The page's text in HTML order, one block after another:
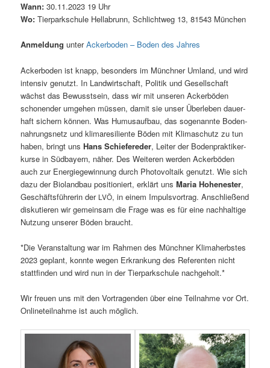
Wann:30.11.2023 19 Uhr
Wo: Tier­park­schu­le Hel­la­brunn, Schlicht­weg 13, 81543 München
Anmel­dung unterAcker­bo­den – Boden des Jahres
Acker­bo­den ist knapp, beson­ders im Münch­ner Umland, und wird
inten­siv genutzt. In Land­wirt­schaft, Poli­tik und Gesell­schaft
wächst das Bewusst­sein, dass wir mit unse­ren Acker­bö­den
scho­nen­der umge­hen müs­sen, damit sie unser Über­le­ben dau­er­
haft sichern kön­nen. Was Humus­auf­bau, das soge­nann­te Boden­
nah­rungs­netz und kli­ma­re­si­li­en­te Böden mit Kli­ma­schutz zu tun
haben, bringt unsHans Schie­fe­reder, Lei­ter der Boden­prak­ti­ker­
kur­se in Süd­bay­ern, näher. Des Wei­te­ren wer­den Acker­bö­den
auch zur Ener­gie­ge­win­nung durch Pho­to­vol­ta­ik genutzt. Wie sich
dazu der Bio­land­bau posi­tio­niert, erklärt unsMaria Hohe­nes­ter,
Geschäfts­füh­re­rin der LVÖ, in einem Impuls­vor­trag. Anschlie­ßend
dis­ku­tie­ren wir gemein­sam die Fra­ge was es für eine nach­hal­ti­ge
Nut­zung unse­rer Böden braucht.
*Die Ver­an­stal­tung war im Rah­men des Münch­ner Kli­ma­herbs­tes
2023 geplant, konn­te wegen Erkran­kung des Refe­ren­ten nicht
statt­fin­den und wird nun in der Tier­park­schu­le nachgeholt.*
Wir freu­en uns mit den Vor­tra­gen­den über eine Teil­nah­me vor Ort.
Online­t­eil­nah­me ist auch möglich.